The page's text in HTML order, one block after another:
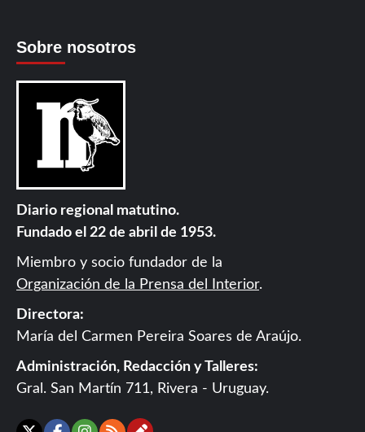
Sobre nosotros
Diario regional matutino.
Fundado el 22 de abril de 1953.
Miembro y socio fundador de la
Organización de la Prensa del Interior.
Directora:
María del Carmen Pereira Soares de Araújo.
Administración, Redacción y Talleres:
Gral. San Martín 711, Rivera - Uruguay.